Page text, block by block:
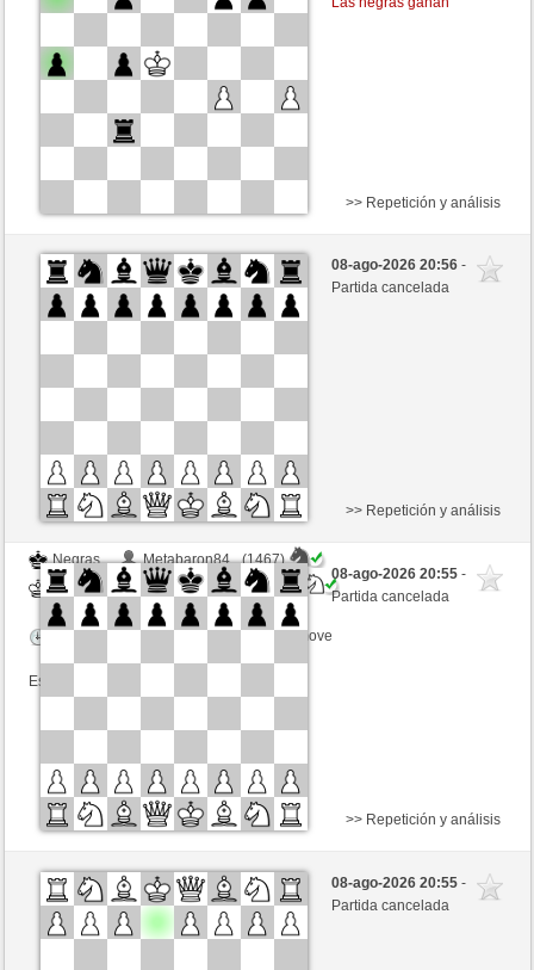
Negras
Metabaron84_ (1467) (+11)
Blancas
BingoTheRooket (1365) (-11)
>> Repetición y análisis
08-ago-2026 20:56-
Partida cancelada
Negras
Metabaron84_ (1467)
Blancas
BingoTheRooket (1365)
Tiempo: 10 minutes/side + 0 seconds/move
Esta partida es por puntos
>> Repetición y análisis
08-ago-2026 20:55-
Partida cancelada
Negras
rosapunita (1525)
Blancas
BingoTheRooket (1365)
>> Repetición y análisis
08-ago-2026 20:55-
Partida cancelada